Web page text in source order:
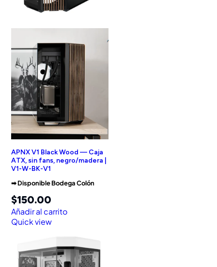
APNX V1 Black Wood — Caja
ATX, sin fans, negro/madera |
V1-W-BK-V1
➡︎ Disponible Bodega Colón
$150.00
Añadir al carrito
Quick view